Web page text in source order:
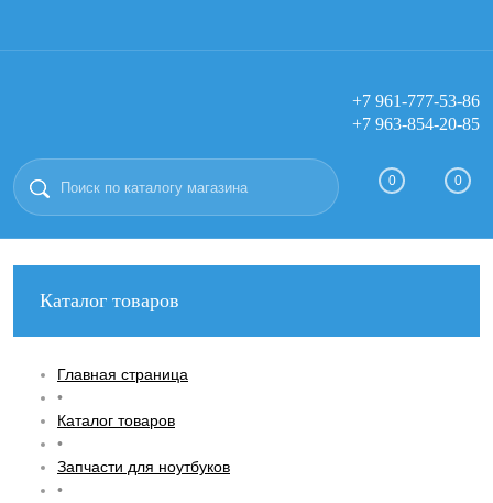
Вход Регистрация
+7 961-777-53-86
+7 963-854-20-85
0 0
Каталог товаров
Главная страница
•
Каталог товаров
•
Запчасти для ноутбуков
•